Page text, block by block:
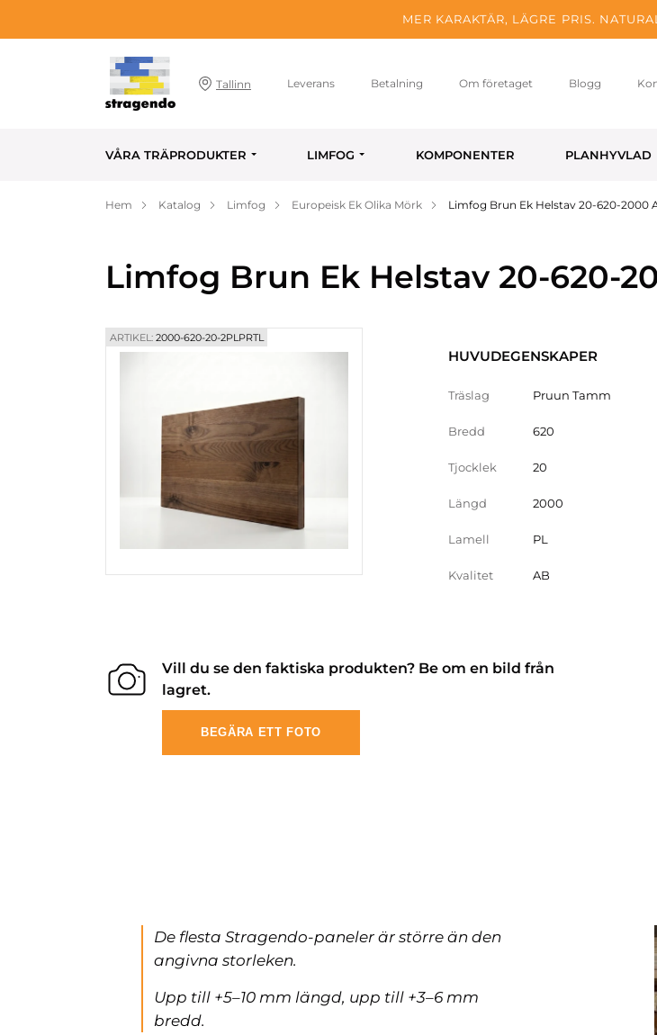
MER KARAKTÄR, LÄGRE PRIS.
Tallinn Leverans Betalning Om företaget Blogg
VÅRA TRÄPRODUKTER LIMFOG KOMPONENTER PLANHYVLAD
Hem Katalog Limfog Europeisk Ek Olika Mörk Limfog Brun Ek Helstav 20-620-2000
Limfog Brun Ek Helstav 20-620-
ARTIKEL: 2000-620-20-2PLPRTL
HUVUDEGENSKAPER
Träslag Pruun Tamm
Bredd 620
Tjocklek 20
Längd 2000
Lamell PL
Kvalitet AB
Vill du se den faktiska produkten? Be om en bild från
lagret.
BEGÄRA ETT FOTO
De flesta Stragendo-paneler är större än den
angivna storleken.
Upp till +5–10 mm längd, upp till +3–6 mm
bredd.